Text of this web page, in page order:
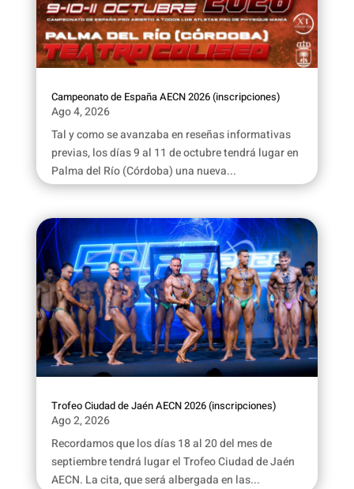
Campeonato de España AECN 2026 (inscripciones)
Ago 4, 2026
Tal y como se avanzaba en reseñas informativas
previas, los días 9 al 11 de octubre tendrá lugar en
Palma del Río (Córdoba) una nueva...
Trofeo Ciudad de Jaén AECN 2026 (inscripciones)
Ago 2, 2026
Recordamos que los días 18 al 20 del mes de
septiembre tendrá lugar el Trofeo Ciudad de Jaén
AECN. La cita, que será albergada en las...